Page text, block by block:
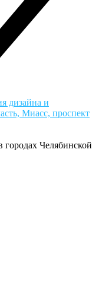
дизайна и
Миасс, проспект
Челябинской